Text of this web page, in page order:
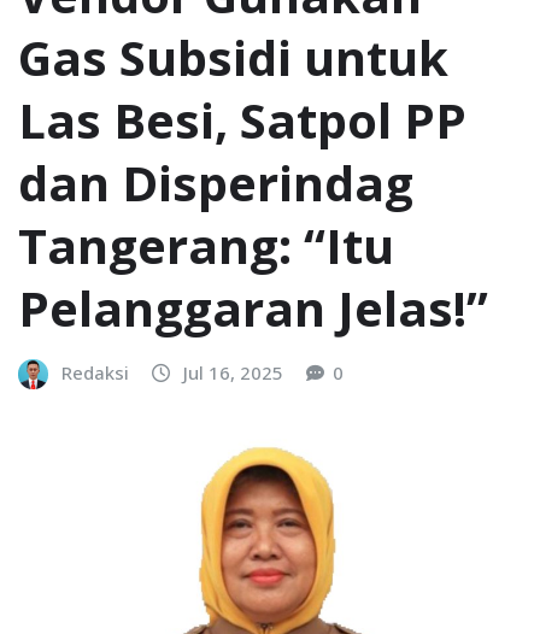
Gas Subsidi untuk
Las Besi, Satpol PP
dan Disperindag
Tangerang: “Itu
Pelanggaran Jelas!”
Redaksi Jul 16, 2025 0